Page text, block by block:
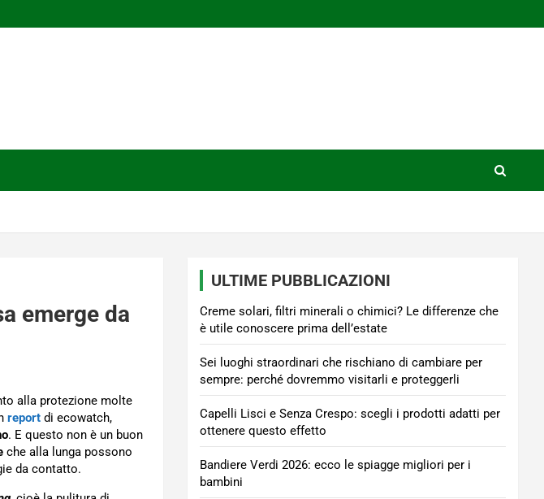
emerge da
alla protezione molte
report di ecowatch,
. E questo non è un buon
che alla lunga possono
da contatto.
ULTIME PUBBLICAZIONI
Creme solari, filtri minerali o chimici? Le differenze che
è utile conoscere prima dell’estate
Sei luoghi straordinari che rischiano di cambiare per
sempre: perché dovremmo visitarli e proteggerli
Capelli Lisci e Senza Crespo: scegli i prodotti adatti per
ottenere questo effetto
Bandiere Verdi 2026: ecco le spiagge migliori per i
bambini